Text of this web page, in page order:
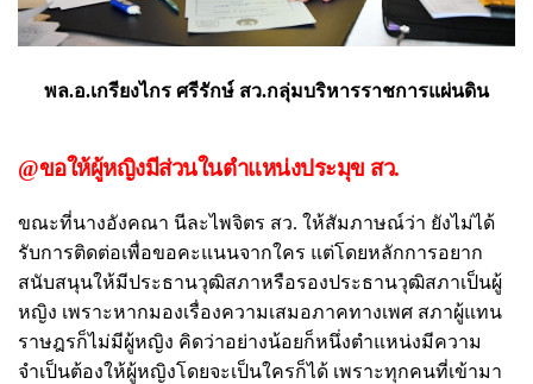
พล.อ.เกรียงไกร ศรีรักษ์ สว.กลุ่มบริหารราชการแผ่นดิน
@ขอให้ผู้หญิงมีส่วนในตำแหน่งประมุข สว.
ขณะที่นางอังคณา นีละไพจิตร สว. ให้สัมภาษณ์ว่า ยังไม่ได้
รับการติดต่อเพื่อขอคะแนนจากใคร แต่โดยหลักการอยาก
สนับสนุนให้มีประธานวุฒิสภาหรือรองประธานวุฒิสภาเป็นผู้
หญิง เพราะหากมองเรื่องความเสมอภาคทางเพศ สภาผู้แทน
ราษฎรก็ไม่มีผู้หญิง คิดว่าอย่างน้อยก็หนึ่งตำแหน่งมีความ
จำเป็นต้องให้ผู้หญิงโดยจะเป็นใครก็ได้ เพราะทุกคนที่เข้ามา